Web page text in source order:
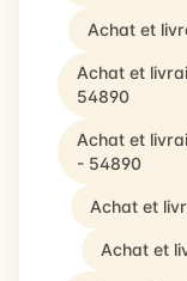
Achat et
Achat et
54890
Achat et
- 54890
Achat et
Achat et